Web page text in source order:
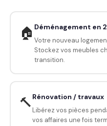
🏠 Déménagement en
Votre nouveau
Stockez vos meubles
transition.
🔨 Rénovation / travaux
Libérez vos pièces
vos affaires une fois